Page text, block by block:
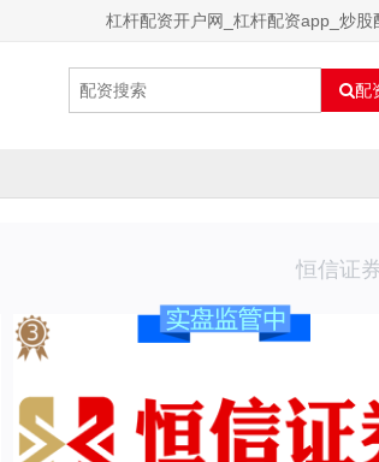
杠杆配资开户网_杠杆配资app_炒股
配
恒信证